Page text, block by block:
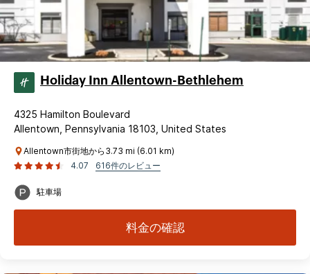
Holiday Inn Allentown-Bethlehem
4325 Hamilton Boulevard
Allentown, Pennsylvania 18103, United States
Allentown市街地から3.73 mi (6.01 km)
4.07
616件のレビュー
駐車場
料金の確認